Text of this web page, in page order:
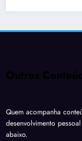
Outros
Quem acompanha
desenvolvimento
abaixo.